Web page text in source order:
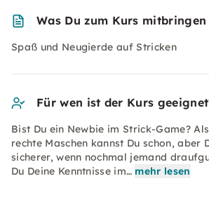
Was Du zum Kurs
Spaß und Neugierde auf Stricken
Für wen ist der Kurs
Bist Du ein Newbie im Strick-Game?
rechte Maschen kannst Du schon, aber
sicherer, wenn nochmal jemand
Du Deine Kenntnisse im… mehr lesen